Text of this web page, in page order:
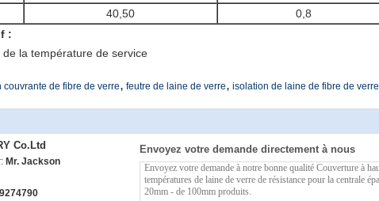
40,50
0,8
:
de la température de service
couvrante de fibre de verre, feutre de laine de verre, isolation de laine de fibre de verre
Co.Ltd
Mr. Jackson
Envoyez votre demande directement à nous